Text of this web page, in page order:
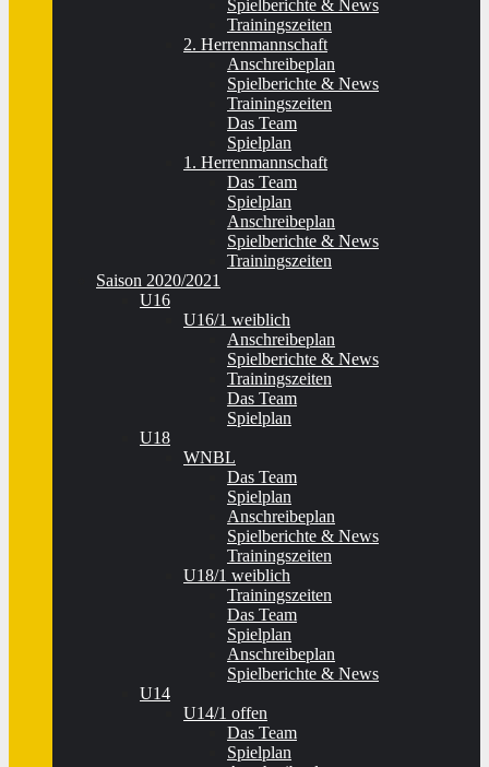
Spielberichte & News
Trainingszeiten
2. Herrenmannschaft
Anschreibeplan
Spielberichte & News
Trainingszeiten
Das Team
Spielplan
1. Herrenmannschaft
Das Team
Spielplan
Anschreibeplan
Spielberichte & News
Trainingszeiten
Saison 2020/2021
U16
U16/1 weiblich
Anschreibeplan
Spielberichte & News
Trainingszeiten
Das Team
Spielplan
U18
WNBL
Das Team
Spielplan
Anschreibeplan
Spielberichte & News
Trainingszeiten
U18/1 weiblich
Trainingszeiten
Das Team
Spielplan
Anschreibeplan
Spielberichte & News
U14
U14/1 offen
Das Team
Spielplan